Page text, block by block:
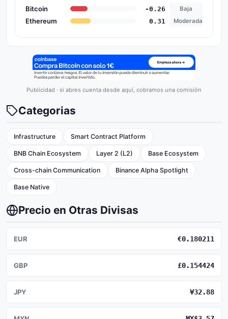
Bitcoin -0.26 Baja
Ethereum 0.31 Moderada
Publicidad · si abres cuenta desde aquí, cobramos una comisión
Categorias
Infrastructure Smart Contract Platform
BNB Chain Ecosystem Layer 2 (L2) Base Ecosystem
Cross-chain Communication Binance Alpha Spotlight
Base Native
Precio en Otras Divisas
EUR €0.180211
GBP £0.154424
JPY ¥32.88